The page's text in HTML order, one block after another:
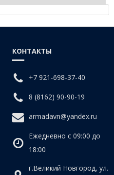
Средняя
B (продольно-винтовой прокат)
КОНТАКТЫ
+7 921-698-37-40
8 (8162) 90-90-19
armadavn@yandex.ru
Ежедневно с 09:00 до
18:00
г.Великий Новгород, ул.